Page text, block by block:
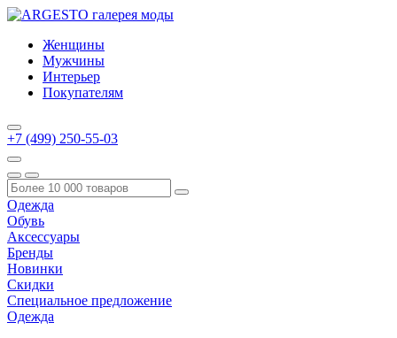
Женщины
Мужчины
Интерьер
Покупателям
+7 (499) 250-55-03
Одежда
Обувь
Аксессуары
Бренды
Новинки
Скидки
Специальное предложение
Одежда